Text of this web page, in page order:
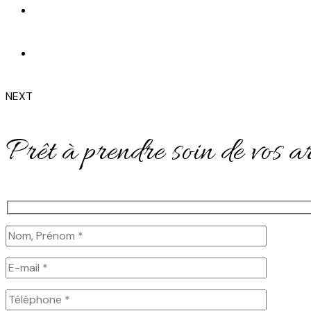
NEXT
Prêt à prendre soin de vos